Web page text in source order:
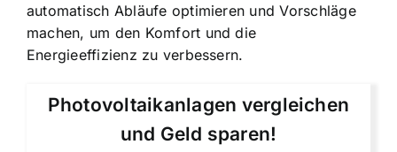
automatisch Abläufe optimieren und Vorschläge
machen, um den Komfort und die
Energieeffizienz zu verbessern.
Photovoltaikanlagen vergleichen
und Geld sparen!